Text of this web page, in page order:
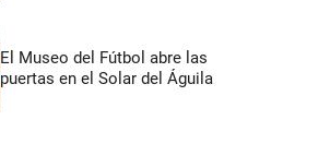
El Museo del Fútbol abre las
puertas en el Solar del Águila